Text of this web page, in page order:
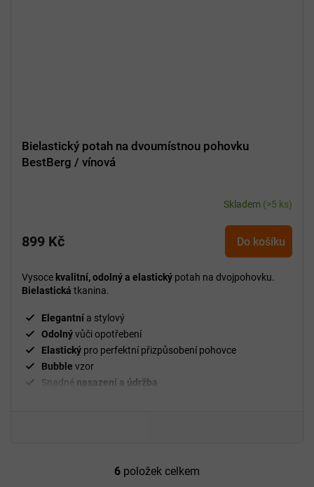
Bielastický potah na dvoumístnou pohovku
BestBerg / vínová
Skladem (>5 ks)
899 Kč Do košíku
Vysoce kvalitní, odolný a elastický potah na dvojpohovku.
Bielastická tkanina.
Elegantní a stylový
Odolnývůči opotřebení
Elastický pro perfektní přizpůsobení pohovce
Bubble vzor
Snadné nasazení a údržba
O
6 položek celkem